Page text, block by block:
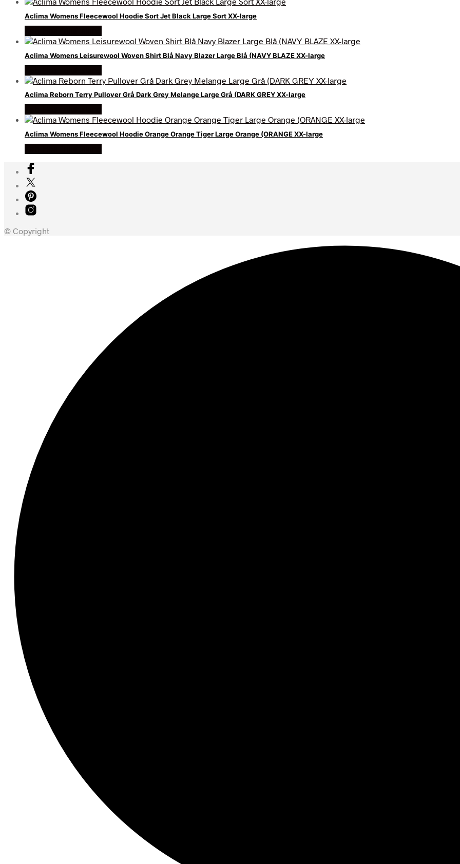
Aclima Womens Fleecewool Hoodie Sort Jet Black Large Sort XX-large
Aclima Womens Leisurewool Woven Shirt Blå Navy Blazer Large Blå (NAVY BLAZE XX-large
Aclima Reborn Terry Pullover Grå Dark Grey Melange Large Grå (DARK GREY XX-large
Aclima Womens Fleecewool Hoodie Orange Orange Tiger Large Orange (ORANGE XX-large
© Copyright